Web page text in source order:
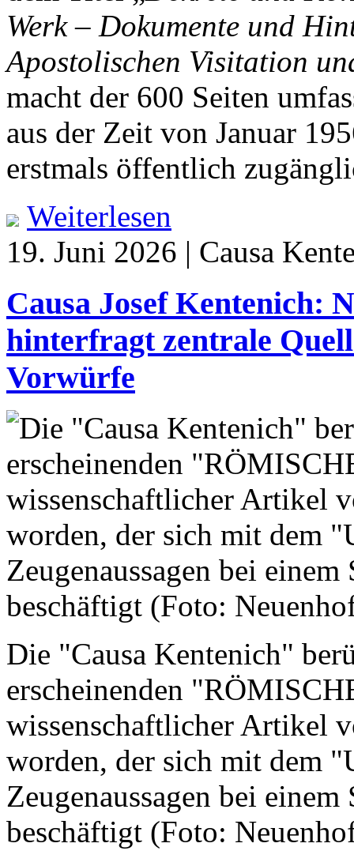
Werk – Dokumente und
Apostolischen Visitation
macht der 600 Seiten
aus der Zeit von Januar
erstmals öffentlich
Weiterlesen
19. Juni 2026 | Causa
Causa Josef Kentenich:
hinterfragt zentrale
Vorwürfe
Die "Causa Kentenich"
erscheinenden
wissenschaftlicher Artikel
worden, der sich mit dem
Zeugenaussagen bei
beschäftigt (Foto: